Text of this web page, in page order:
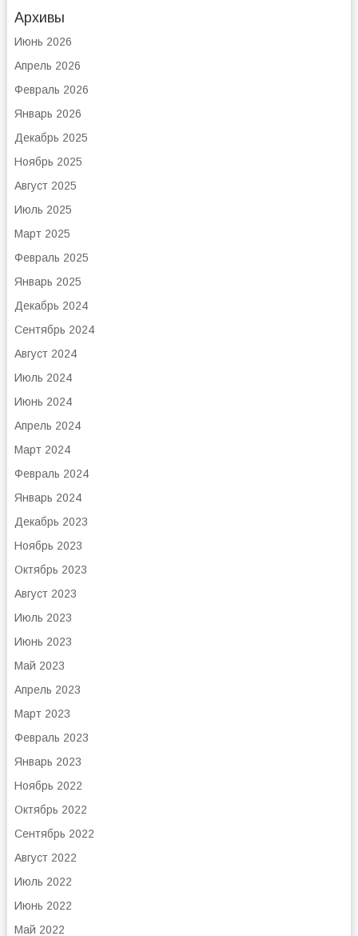
Архивы
Июнь 2026
Апрель 2026
Февраль 2026
Январь 2026
Декабрь 2025
Ноябрь 2025
Август 2025
Июль 2025
Март 2025
Февраль 2025
Январь 2025
Декабрь 2024
Сентябрь 2024
Август 2024
Июль 2024
Июнь 2024
Апрель 2024
Март 2024
Февраль 2024
Январь 2024
Декабрь 2023
Ноябрь 2023
Октябрь 2023
Август 2023
Июль 2023
Июнь 2023
Май 2023
Апрель 2023
Март 2023
Февраль 2023
Январь 2023
Ноябрь 2022
Октябрь 2022
Сентябрь 2022
Август 2022
Июль 2022
Июнь 2022
Май 2022